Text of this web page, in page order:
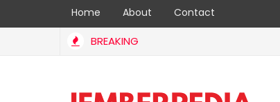
Home About Contact
BREAKING